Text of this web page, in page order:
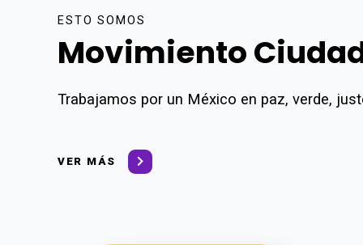
ESTO SOMOS
Movimiento
Trabajamos por un México en paz, verde,
VER MÁS